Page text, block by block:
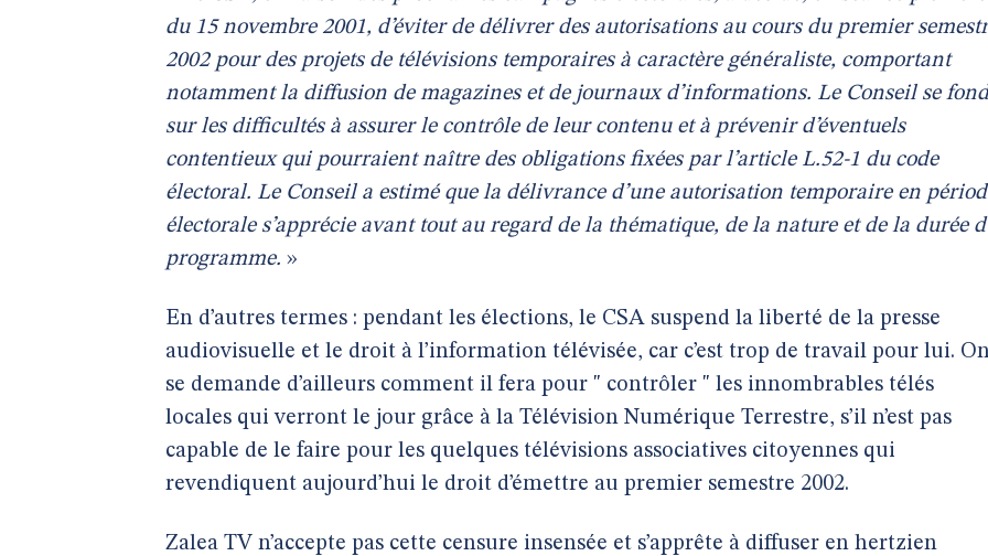
du 15 novembre 2001, d’éviter de délivrer des autorisations au cours du premier
2002 pour des projets de télévisions temporaires à caractère généraliste, comportant
notamment la diffusion de magazines et de journaux d’informations. Le Conseil se
sur les difficultés à assurer le contrôle de leur contenu et à prévenir d’éventuels
contentieux qui pourraient naître des obligations fixées par l’article L.52-1 du code
électoral. Le Conseil a estimé que la délivrance d’une autorisation temporaire en
électorale s’apprécie avant tout au regard de la thématique, de la nature et de la durée
programme. »
En d’autres termes : pendant les élections, le CSA suspend la liberté de la presse
audiovisuelle et le droit à l’information télévisée, car c’est trop de travail pour lui.
se demande d’ailleurs comment il fera pour " contrôler " les innombrables télés
locales qui verront le jour grâce à la Télévision Numérique Terrestre, s’il n’est pas
capable de le faire pour les quelques télévisions associatives citoyennes qui
revendiquent aujourd’hui le droit d’émettre au premier semestre 2002.
Zalea TV n’accepte pas cette censure insensée et s’apprête à diffuser en hertzien